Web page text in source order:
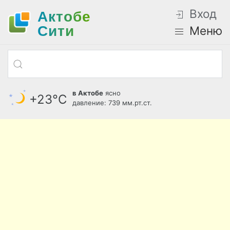
Актобе
Cити
Вход
Меню
+23°С в Актобе ясно
давление: 739 мм.рт.ст.